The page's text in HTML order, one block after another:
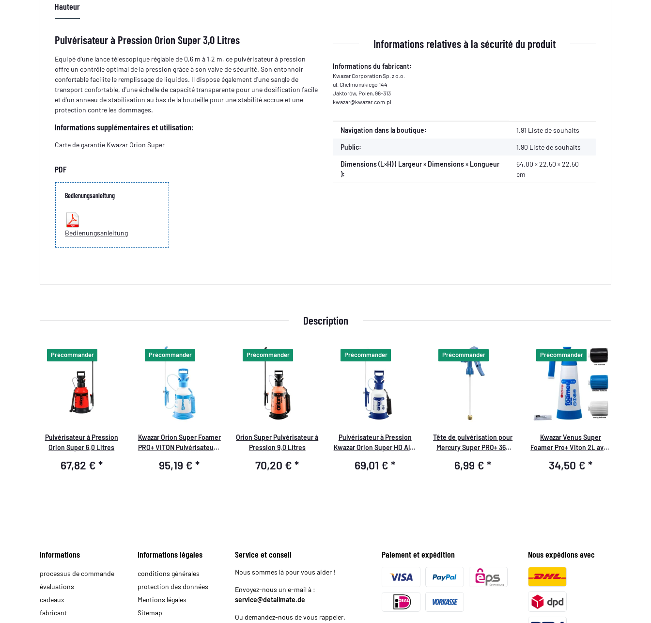
Hauteur
Pulvérisateur à Pression Orion Super 3,0 Litres
Equipé d'une lance télescopique réglable de 0,6 m à 1,2 m, ce pulvérisateur à pression
offre un contrôle optimal de la pression grâce à son valve de sécurité. Son entonnoir
confortable facilite le remplissage de liquides. Il dispose également d'une sangle de
transport confortable, d'une échelle de capacité transparente pour une dosification facile
et d'un anneau de stabilisation au bas de la bouteille pour une stabilité accrue et une
protection contre les dommages.
Informations supplémentaires et utilisation:
Carte de garantie Kwazar Orion Super
PDF
Bedienungsanleitung
Bedienungsanleitung
Informations relatives à la sécurité du produit
Informations du fabricant:
Kwazar Corporation Sp. z o.o.
ul. Chelmonskiego 144
Jaktorów, Polen, 96-313
kwazar@kwazar.com.pl
Valeur
Fabricant
Navigation dans la boutique: 1,91 Liste de souhaits
Public: 1,90 Liste de souhaits
Dimensions (L×H) ( Largeur × Dimensions × Longueur
):
64,00 × 22,50 × 22,50
cm
Description
Précommander
Pulvérisateur à Pression
Orion Super 6,0 Litres
67,82 € *
Précommander
Kwazar Orion Super Foamer
PRO+ VITON Pulvérisateur à
95,19 €*
Précommander
Orion Super Pulvérisateur à
Pression 9,0 Litres
70,20 €*
Précommander
Pulvérisateur à Pression
Kwazar Orion Super HD Alka
69,01 €*
Précommander
Tête de pulvérisation pour
Mercury Super PRO+ 360
6,99 €*
Précommander
Kwazar Venus Super
Foamer Pro+ Viton 2L avec
34,50 €*
Informations
processus de commande
évaluations
cadeaux
fabricant
Informations légales
conditions générales
protection des données
Mentions légales
Sitemap
Service et conseil
Nous sommes là pour vous aider !
Envoyez-nous un e-mail à :
service@detailmate.de
Ou demandez-nous de vous rappeler.
Paiement et expédition Nous expédions avec